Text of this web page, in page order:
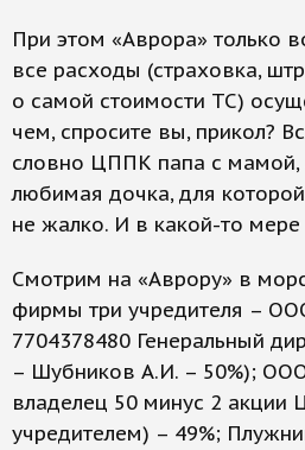
При этом «Аврора» только
все расходы (страховка,
о самой стоимости ТС)
чем, спросите вы, прикол?
словно ЦППК папа с мамой,
любимая дочка, для
не жалко. И в какой-то мере
Смотрим на «Аврору» в
фирмы три учредителя –
7704378480 Генеральный
– Шубников А.И. – 50%);
владелец 50 минус 2 акции
учредителем) – 49%;